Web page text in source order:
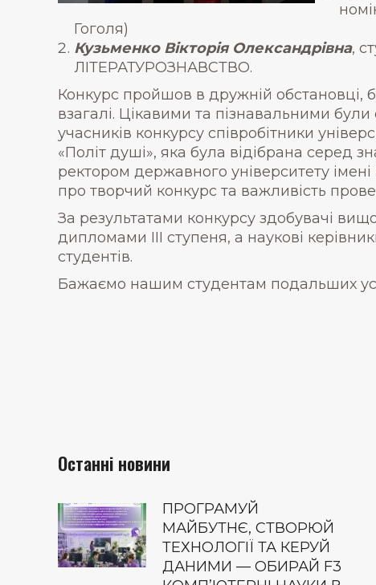
Гоголя)
Кузьменко Вікторія Олександрівна,
ЛІТЕРАТУРОЗНАВСТВО.
Конкурс пройшов в дружній обстановці,
взагалі. Цікавими та пізнавальними
учасників конкурсу співробітники
«Політ душі», яка була відібрана серед
ректором державного університету
про творчий конкурс та важливість
За результатами конкурсу здобувачі
дипломами ІІІ ступеня, а наукові
студентів.
Бажаємо нашим студентам подальших
Останні новини
ПРОГРАМУЙ
МАЙБУТНЄ, СТВОРЮЙ
ТЕХНОЛОГІЇ ТА КЕРУЙ
ДАНИМИ — ОБИРАЙ F3